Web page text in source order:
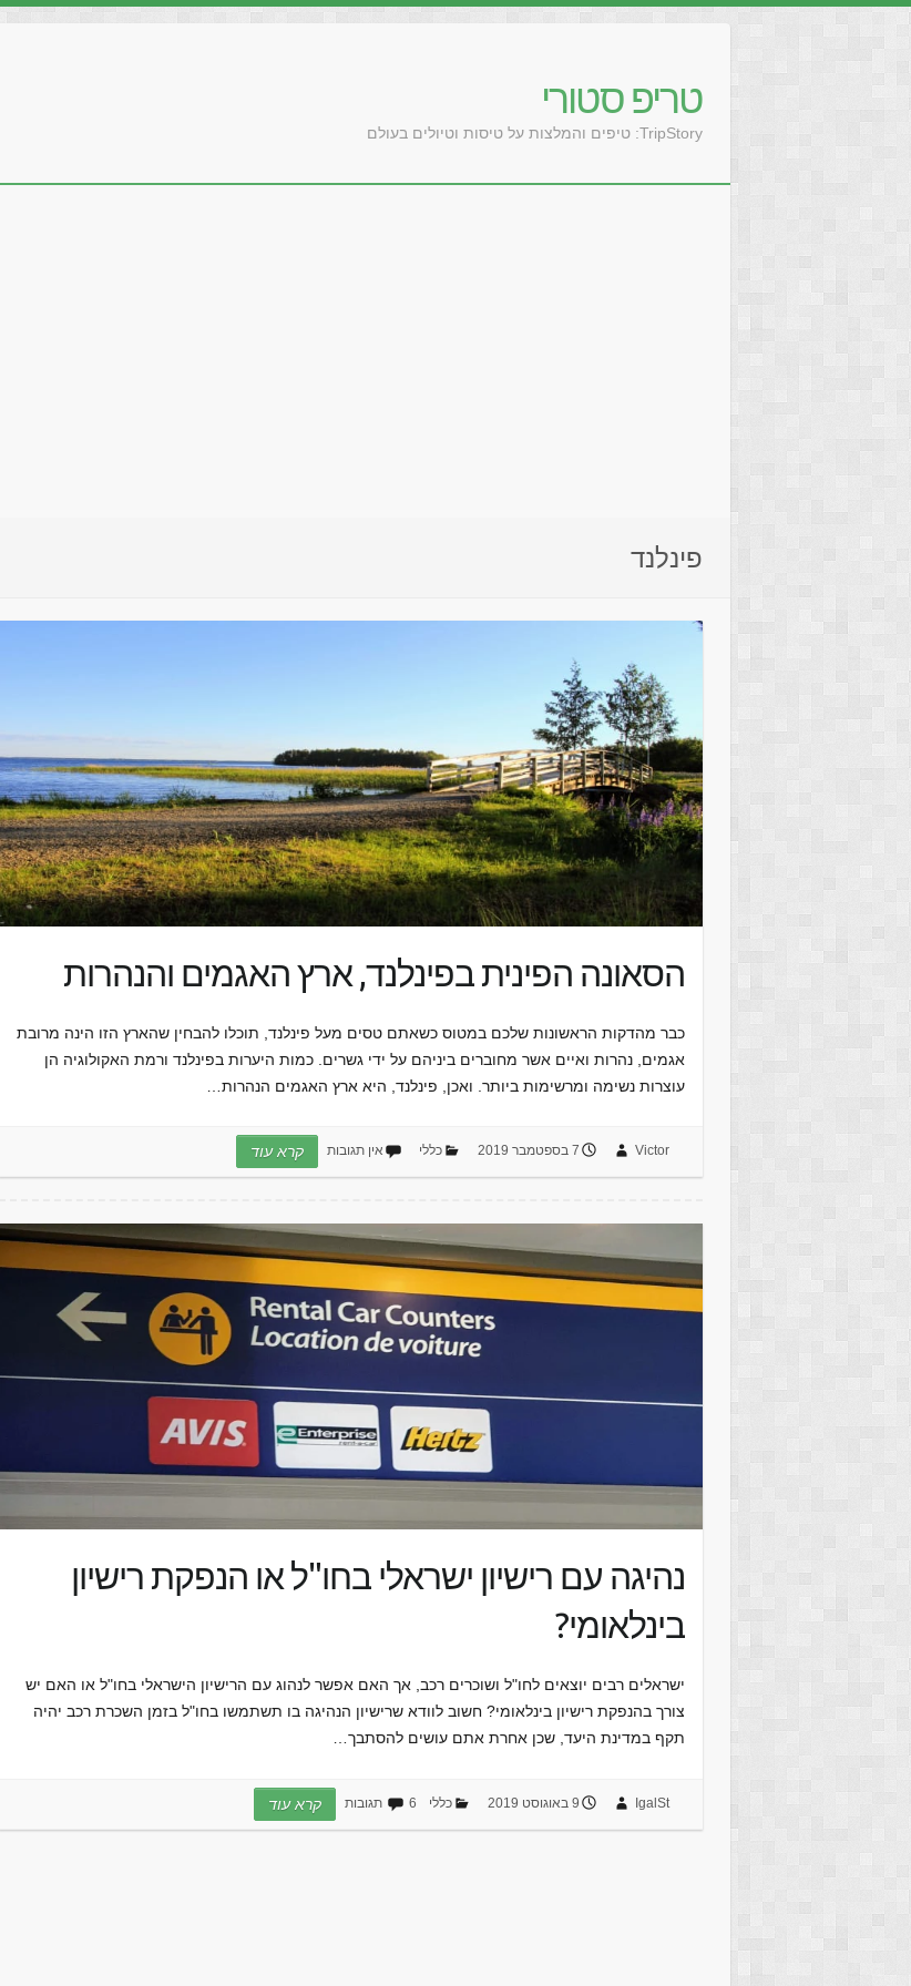
טריפ סטורי
TripStory: טיפים והמלצות על טיסות וטיולים בעולם
פינלנד
הסאונה הפינית בפינלנד, ארץ האגמים והנהרות
כבר מהדקות הראשונות שלכם במטוס כשאתם טסים מעל פינלנד, תוכלו להבחין שהארץ הזו הינה מרובת
אגמים, נהרות ואיים אשר מחוברים ביניהם על ידי גשרים. כמות היערות בפינלנד ורמת האקולוגיה הן
עוצרות נשימה ומרשימות ביותר. ואכן, פינלנד, היא ארץ האגמים הנהרות…
Victor 7 בספטמבר 2019 כללי אין תגובות קרא עוד
נהיגה עם רישיון ישראלי בחו"ל או הנפקת רישיון
בינלאומי?
ישראלים רבים יוצאים לחו"ל ושוכרים רכב, אך האם אפשר לנהוג עם הרישיון הישראלי בחו"ל או האם יש
צורך בהנפקת רישיון בינלאומי? חשוב לוודא שרישיון הנהיגה בו תשתמשו בחו"ל בזמן השכרת רכב יהיה
תקף במדינת היעד, שכן אחרת אתם עושים להסתבך…
IgalSt 9 באוגוסט 2019 כללי 6 תגובות קרא עוד